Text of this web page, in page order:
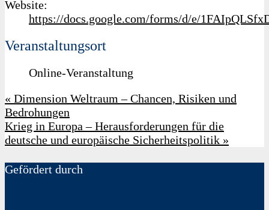
Website:
https://docs.google.com/forms/d/e/
Veranstaltungsort
Online-Veranstaltung
« Dimension Weltraum – Chancen, Risiken und
Bedrohungen
Krieg in Europa – Herausforderungen für die
deutsche und europäische Sicherheitspolitik »
Gefördert durch